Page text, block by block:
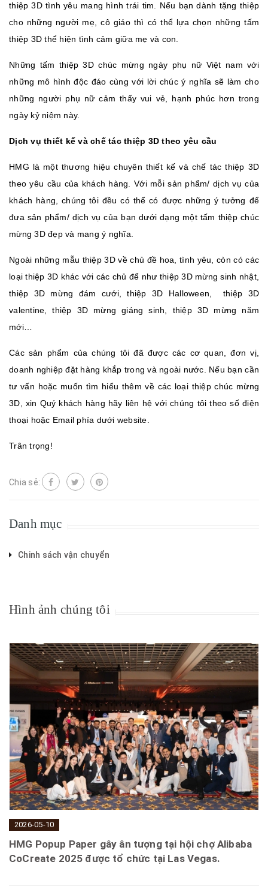
thiệp 3D tình yêu mang hình trái tim. Nếu bạn dành tặng thiệp
cho những người mẹ, cô giáo thì có thể lựa chọn những tấm
thiệp 3D thể hiện tình cảm giữa mẹ và con.
Những tấm thiệp 3D chúc mừng ngày phụ nữ Việt nam với
những mô hình độc đáo cùng với lời chúc ý nghĩa sẽ làm cho
những người phụ nữ cảm thấy vui vẻ, hạnh phúc hơn trong
ngày kỷ niệm này.
Dịch vụ thiết kế và chế tác thiệp 3D theo yêu cầu
HMG là một thương hiệu chuyên thiết kế và chế tác thiệp 3D
theo yêu cầu của khách hàng. Với mỗi sản phẩm/ dịch vụ của
khách hàng, chúng tôi đều có thể có được những ý tưởng để
đưa sản phẩm/ dịch vụ của bạn dưới dạng một tấm thiệp chúc
mừng 3D đẹp và mang ý nghĩa.
Ngoài những mẫu thiệp 3D về chủ đề hoa, tình yêu, còn có các
loại thiệp 3D khác với các chủ để như thiệp 3D mừng sinh nhật,
thiệp 3D mừng đám cưới, thiệp 3D Halloween, thiệp 3D
valentine, thiệp 3D mừng giáng sinh, thiệp 3D mừng năm
mới…
Các sản phẩm của chúng tôi đã được các cơ quan, đơn vị,
doanh nghiệp đặt hàng khắp trong và ngoài nước. Nếu bạn cần
tư vấn hoặc muốn tìm hiểu thêm về các loại thiệp chúc mừng
3D, xin Quý khách hàng hãy liên hệ với chúng tôi theo số điện
thoại hoặc Email phía dưới website.
Trân trọng!
Chia sẻ:
Danh mục
Chinh sách vận chuyển
Hình ảnh chúng tôi
2026-05-10
HMG Popup Paper gây ân tượng tại hội chợ Alibaba
CoCreate 2025 được tổ chức tại Las Vegas.